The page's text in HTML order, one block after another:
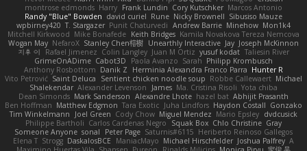
montrose edmonds Harry Frank Lundin Cory Kutschker Marcos Antonio
Randy "Blue" Bowden david curiel Rune Nicky Brownell Sibusiso Mauze
wpbirney420 T. Stargazer Punit Chaturvedi Andrew Barrie Minehow Mon1k4
Mitchell Kirkwood Mike Bonafede Keith Bridges Kamila Novakova Tereza Nemcova
Wogan May NefaroX Stanley Chen榕樹 Unearthly Interactive Jay Joseph McKinnon
지후 이
Rafael Jimenez Colin Langley Juan M Ortiz yusuf kodat Taliesin River
GrimeOnADime Cabot3D Paola Avanzo Sarah Philipp Krombusch
Anthony Rosbottom Danik Z Herminia Alexandra Franco Parra Hunter R
Vito Petrović Saint Deluca Sentient chicken noodle soup Robbe Callewaert Michael
Shalekendar Alexander Levenson James Ma. Cristina Risoli Yota chiba
Dean Simonds Mark Sanderson Alexandre Lhote hazel bat Abhijit Prasanth
Ben Hoffman Matthew Edgmon Tara Exotic Juha Lindfors Haydon Costall Gonzako
Tim Winkelmann
Joel Green Cody Chow Miguel Mendez Mario Epsley dvdcusick
Philippe Bartholi Carlos Cardenas Negro Squak Box Chlo Christine Gray
Someone Anyone sonal Peter Page Saturnis#6115 Heriberto Reinoso Gallegos
Elena T Strogg DaskalosBCE ManiacMayo Michael Hirschfelder Joshua Palfrey A